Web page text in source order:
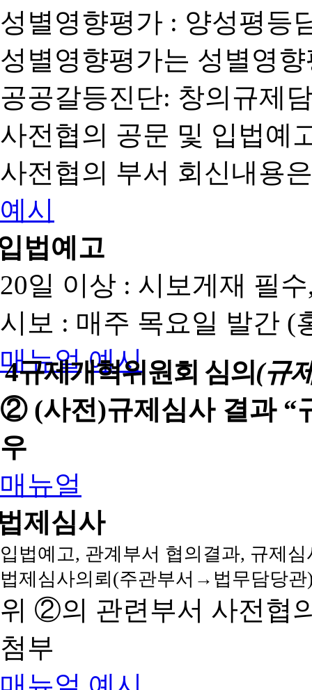
성별영향평가 : 양성평등
성별영향평가는 성별영
공공갈등진단: 창의규제
사전협의 공문 및 입법예
사전협의 부서 회신내용
예시
법예고
20일 이상 : 시보게재 필
시보 : 매주 목요일 발간 (
매뉴얼 예시
4규제개혁위원회 심의(규
② (사전)규제심사 결과 “
우
매뉴얼
제심사
입법예고, 관계부서 협의결과, 규제
법제심사의뢰(주관부서→법무담당
위 ②의 관련부서 사전협
첨부